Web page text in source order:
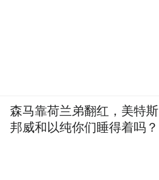
森马靠荷兰弟翻红，美特斯
邦威和以纯你们睡得着吗？